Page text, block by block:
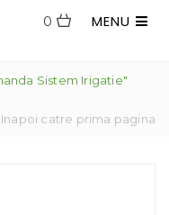
MENU
0
Sistem Irigatie"
Inapoi catre prima pagina